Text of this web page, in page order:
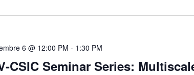
CSIC Seminar Series:
6 @ 12:00 PM - 1:30 PM